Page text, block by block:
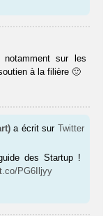
sur les
à la filière 🙂
a écrit sur Twitter
des Startup !
PG6Iljyy